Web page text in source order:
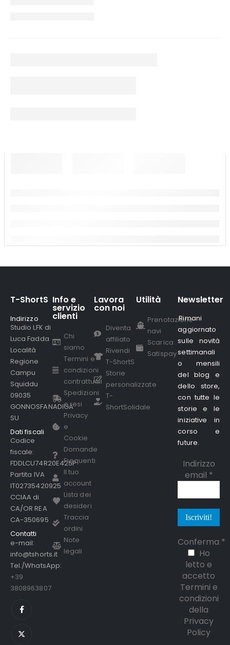
T-ShortS
Indirizzo
Studio LFK di
Luca Fadda
Località
Regione
Campu
Squiddu
09035
GONNOSFANADIGA
SU
Dati fiscali
Codice
fiscale:
FDDLCU74R20E425P
Partita IVA
IT02735420925
CCIAA di
CA/OR REA
CA-350695
Contatti
e-mail:
info@tshorts.it
Tel./WhatsApp:
+39
3808963807
Info e
servizio
clienti
Chi
siamo
Termini e
condizioni
contrattuali
Spedizioni
e resi
Privacy
e
Cookie
Domande
Frequenti
Il tuo
account
Lista dei
desideri
Traccia
ordini
Note
legali
Lavora
con noi
Diventa
affiliato
Rivendi
T-ShortS
Storie
personalizzate
T-
ShortSolidale
Utilità
Prenotazione
navi
Scarica
Satispay
Newsletter
.Rimani
aggiornato
sulle novità
settimanali
o mensili
del blog e
dello store,
con tutte le
storie e le
iniziative in
corso e
future.
Indirizzo
email *
Conferma *
Ho
letto e
accetto
Termini e
condizioni
della
Privacy
Policy